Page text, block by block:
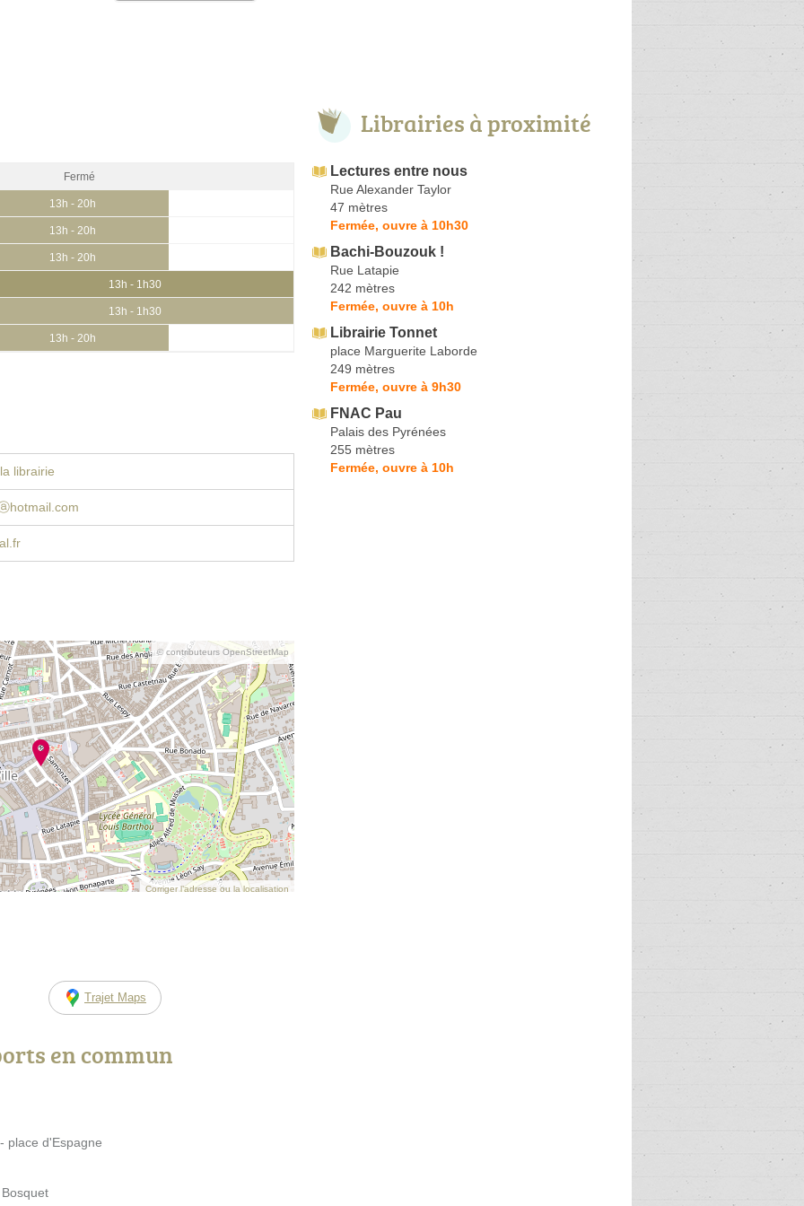
Fermé
13h - 20h
13h - 20h
13h - 20h
13h - 1h30
13h - 1h30
13h - 20h
librairie
© contributeurs OpenStreetMap
Corriger l’adresse ou la localisation
Trajet Maps
en commun
place d'Espagne
Librairies à proximité
Lectures entre nous
Rue Alexander Taylor
47 mètres
Fermée, ouvre à 10h30
Bachi-Bouzouk !
Rue Latapie
242 mètres
Fermée, ouvre à 10h
Librairie Tonnet
place Marguerite Laborde
249 mètres
Fermée, ouvre à 9h30
FNAC Pau
Palais des Pyrénées
255 mètres
Fermée, ouvre à 10h